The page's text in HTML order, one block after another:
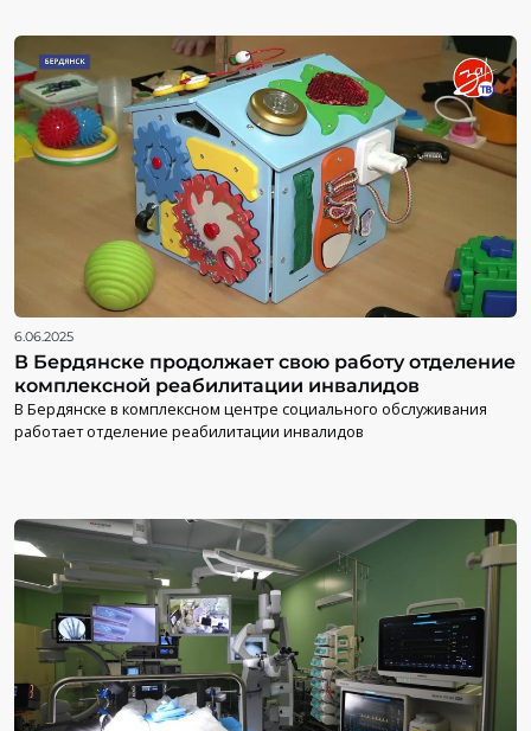
6.06.2025
В Бердянске продолжает свою работу отделение
комплексной реабилитации инвалидов
В Бердянске в комплексном центре социального обслуживания
работает отделение реабилитации инвалидов